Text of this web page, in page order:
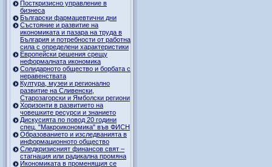
Посткризисно управление в
бизнеса
Български фармацевтични дни
Състояние и развитие на
икономиката и пазара на труда в
България и потребности от работна
сила с определени характеристики
Европейски решения срещу
неформалната икономика
Солидарното общество и борбата с
неравенствата
Култура, музеи и регионално
развитие на Сливенски,
Старозагорски и Ямболски региони
Хоризонти в развитието на
човешките ресурси и знанието
Дискусията по повод 20 години
спец. "Макроикономика" във ФИСН
Образованието и изследванията в
информационното общество
Следкризисният финансов свят –
стагнация или радикална промяна
Икономиката в променящия се